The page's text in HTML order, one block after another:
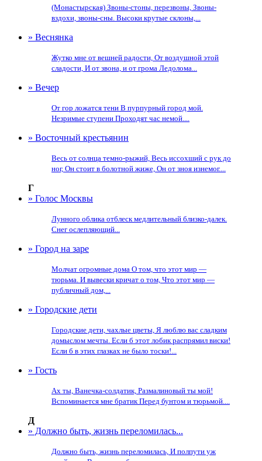
(Монастырская) Звоны-стоны, перезвоны, Звоны-
вздохи, звоны-сны. Высоки крутые склоны,...
» Веснянка
Жутко мне от вешней радости, От воздушной этой
сладости, И от звона, и от грома Ледолома...
» Вечер
От гор ложатся тени В пурпурный город мой.
Незримые ступени Проходят час немой....
» Восточный крестьянин
Весь от солнца темно-рыжий, Весь иссохший с рук до
ног, Он стоит в болотной жиже, Он от зноя изнемог....
Г
» Голос Москвы
Лунного облика отблеск медлительный близко-далек.
Снег ослепляющий...
» Город на заре
Молчат огромные дома О том, что этот мир —
тюрьма. И вывески кричат о том, Что этот мир —
публичный дом,...
» Городские дети
Городские дети, чахлые цветы, Я люблю вас сладким
домыслом мечты. Если б этот лобик распрямил виски!
Если б в этих глазках не было тоски!...
» Гость
Ах ты, Ванечка-солдатик, Размалиновый ты мой!
Вспоминается мне братик Перед бунтом и тюрьмой....
Д
» Должно быть, жизнь переломилась...
Должно быть, жизнь переломилась, И полпути уж